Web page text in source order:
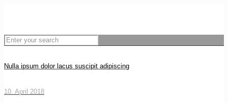
Nulla ipsum dolor lacus suscipit adipiscing
10. April 2018